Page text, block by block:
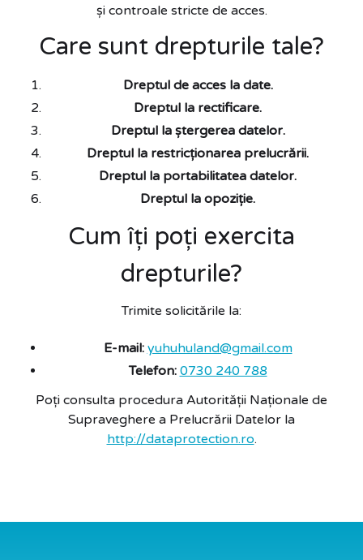
și controale stricte de acces.
Care sunt drepturile tale?
Dreptul de acces la date.
Dreptul la rectificare.
Dreptul la ștergerea datelor.
Dreptul la restricționarea prelucrării.
Dreptul la portabilitatea datelor.
Dreptul la opoziție.
Cum îți poți exercita
drepturile?
Trimite solicitările la:
E-mail: yuhuhuland@gmail.com
Telefon: 0730 240 788
Poți consulta procedura Autorității Naționale de
Supraveghere a Prelucrării Datelor la
http://dataprotection.ro.